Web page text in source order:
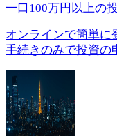
一口100万円以上の
オンラインで簡単に
手続きのみで投資の